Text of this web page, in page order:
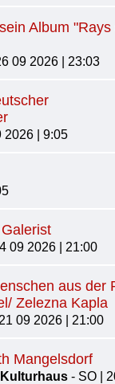
Album "Rays
09 2026 | 23:03
2026 | 9:05
09 2026 | 21:00
aus der
Zelezna Kapla
09 2026 | 21:00
Mangelsdorf
- SO |